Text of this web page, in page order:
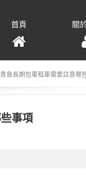
首頁 關
青島長期包車租車需要註意哪
事項